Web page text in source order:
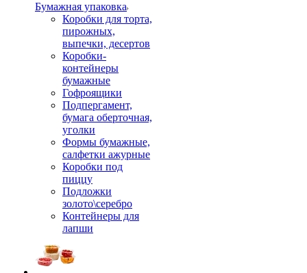
Бумажная упаковка
Коробки для торта,
пирожных,
выпечки, десертов
Коробки-
контейнеры
бумажные
Гофроящики
Подпергамент,
бумага оберточная,
уголки
Формы бумажные,
салфетки ажурные
Коробки под
пиццу
Подложки
золото\серебро
Контейнеры для
лапши